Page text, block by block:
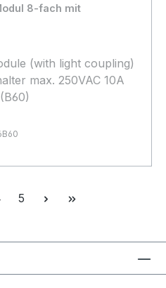
8-fach mit
(with light coupling)
10A
Seite
5